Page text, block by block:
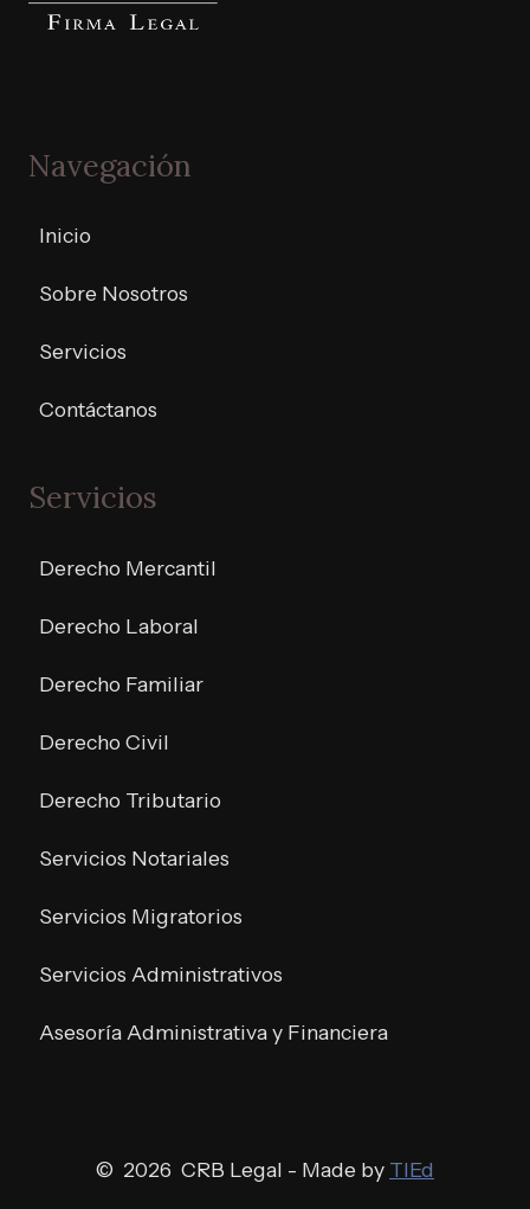
Navegación
Inicio
Sobre Nosotros
Servicios
Contáctanos
Servicios
Derecho Mercantil
Derecho Laboral
Derecho Familiar
Derecho Civil
Derecho Tributario
Servicios Notariales
Servicios Migratorios
Servicios Administrativos
Asesoría Administrativa y Financiera
© 2026 CRB Legal - Made by TIEd